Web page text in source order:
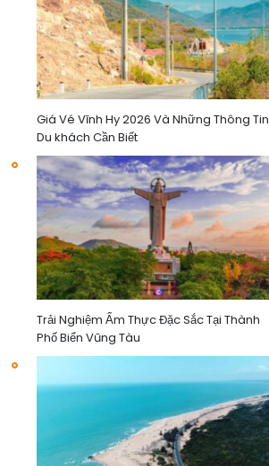
Giá Vé Vĩnh Hy 2026 Và Những Thông Tin
Du khách Cần Biết
Trải Nghiệm Ẩm Thực Đặc Sắc Tại Thành
Phố Biển Vũng Tàu